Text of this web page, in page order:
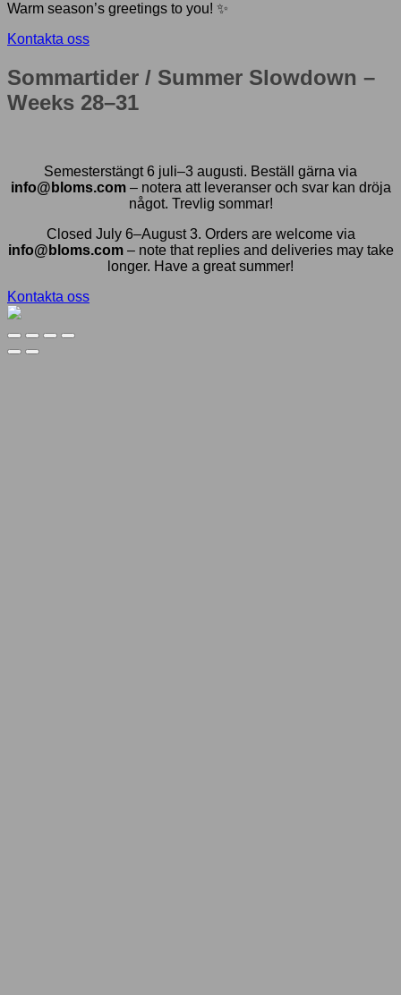
Warm season’s greetings to you! ✨
Kontakta oss
Sommartider / Summer Slowdown –
Weeks 28–31
Semesterstängt 6 juli–3 augusti. Beställ gärna via
info@bloms.com– notera att leveranser och svar kan dröja
något. Trevlig sommar!
Closed July 6–August 3. Orders are welcome via
info@bloms.com– note that replies and deliveries may take
longer. Have a great summer!
Kontakta oss